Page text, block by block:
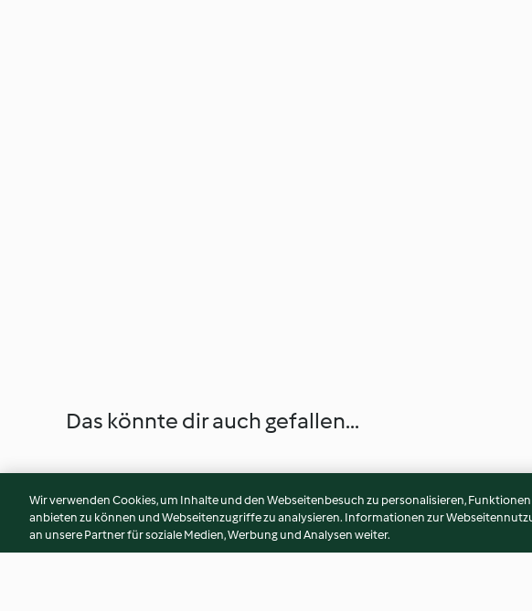
Das könnte dir auch gefallen...
Wir verwenden Cookies, um Inhalte und den Webseitenbesuch zu personalisieren,
anbieten zu können und Webseitenzugriffe zu analysieren. Informationen zur
an unsere Partner für soziale Medien, Werbung und Analysen weiter.